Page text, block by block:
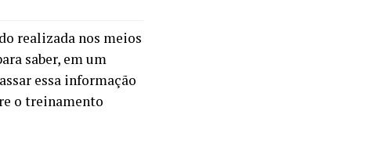
realizada nos meios
saber, em um
essa informação
o treinamento